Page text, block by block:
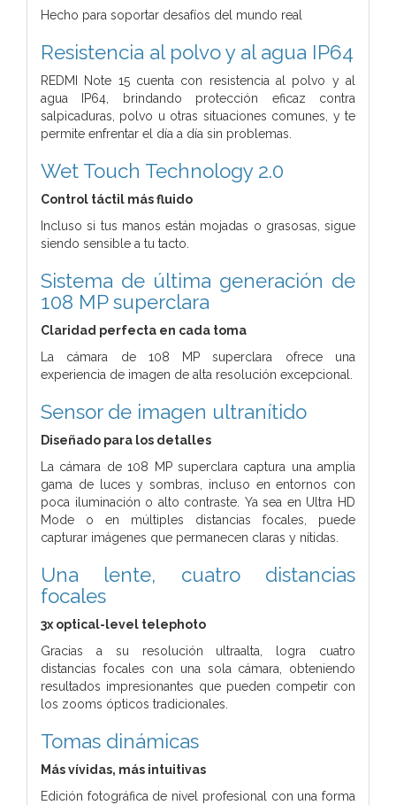
Hecho para soportar desafíos del mundo real
Resistencia al polvo y al agua IP64
REDMI Note 15 cuenta con resistencia al polvo y al
agua IP64, brindando protección eficaz contra
salpicaduras, polvo u otras situaciones comunes, y te
permite enfrentar el día a día sin problemas.
Wet Touch Technology 2.0
Control táctil más fluido
Incluso si tus manos están mojadas o grasosas, sigue
siendo sensible a tu tacto.
Sistema de última generación de
108 MP superclara
Claridad perfecta en cada toma
La cámara de 108 MP superclara ofrece una
experiencia de imagen de alta resolución excepcional.
Sensor de imagen ultranítido
Diseñado para los detalles
La cámara de 108 MP superclara captura una amplia
gama de luces y sombras, incluso en entornos con
poca iluminación o alto contraste. Ya sea en Ultra HD
Mode o en múltiples distancias focales, puede
capturar imágenes que permanecen claras y nítidas.
Una lente, cuatro distancias
focales
3x optical-level telephoto
Gracias a su resolución ultraalta, logra cuatro
distancias focales con una sola cámara, obteniendo
resultados impresionantes que pueden competir con
los zooms ópticos tradicionales.
Tomas dinámicas
Más vívidas, más intuitivas
Edición fotográfica de nivel profesional con una forma